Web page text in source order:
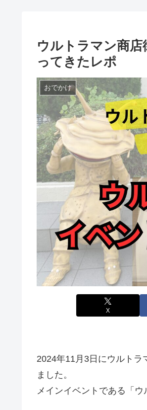
ウルトラマン商
ってきたレポ
おでかけ
X
2024年11月3日にウルト
ました。
メインイベントである「